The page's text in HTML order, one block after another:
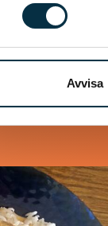
Avvisa